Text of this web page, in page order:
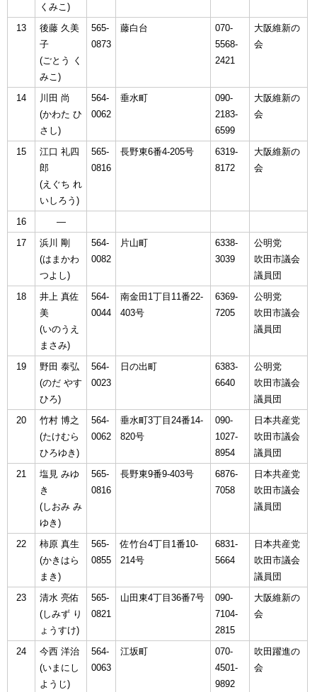
くみこ)
13
後藤 久美
子
(ごとう く
みこ)
565-
0873
藤白台
070-
5568-
2421
大阪維新の
会
14
川田 尚
(かわた ひ
さし)
564-
0062
垂水町
090-
2183-
6599
大阪維新の
会
15
江口 礼四
郎
(えぐち れ
いしろう)
565-
0816
長野東6番4-205号
6319-
8172
大阪維新の
会
16
―
17
浜川 剛
(はまかわ
つよし)
564-
0082
片山町
6338-
3039
公明党
吹田市議会
議員団
18
井上 真佐
美
(いのうえ
まさみ)
564-
0044
南金田1丁目11番22-
403号
6369-
7205
公明党
吹田市議会
議員団
19
野田 泰弘
(のだ やす
ひろ)
564-
0023
日の出町
6383-
6640
公明党
吹田市議会
議員団
20
竹村 博之
(たけむら
ひろゆき)
564-
0062
垂水町3丁目24番14-
820号
090-
1027-
8954
日本共産党
吹田市議会
議員団
21
塩見 みゆ
き
(しおみ み
ゆき)
565-
0816
長野東9番9-403号
6876-
7058
日本共産党
吹田市議会
議員団
22
柿原 真生
(かきはら
まき)
565-
0855
佐竹台4丁目1番10-
214号
6831-
5664
日本共産党
吹田市議会
議員団
23
清水 亮佑
(しみず り
ょうすけ)
565-
0821
山田東4丁目36番7号
090-
7104-
2815
大阪維新の
会
24
今西 洋治
(いまにし
ようじ)
564-
0063
江坂町
070-
4501-
9892
吹田躍進の
会